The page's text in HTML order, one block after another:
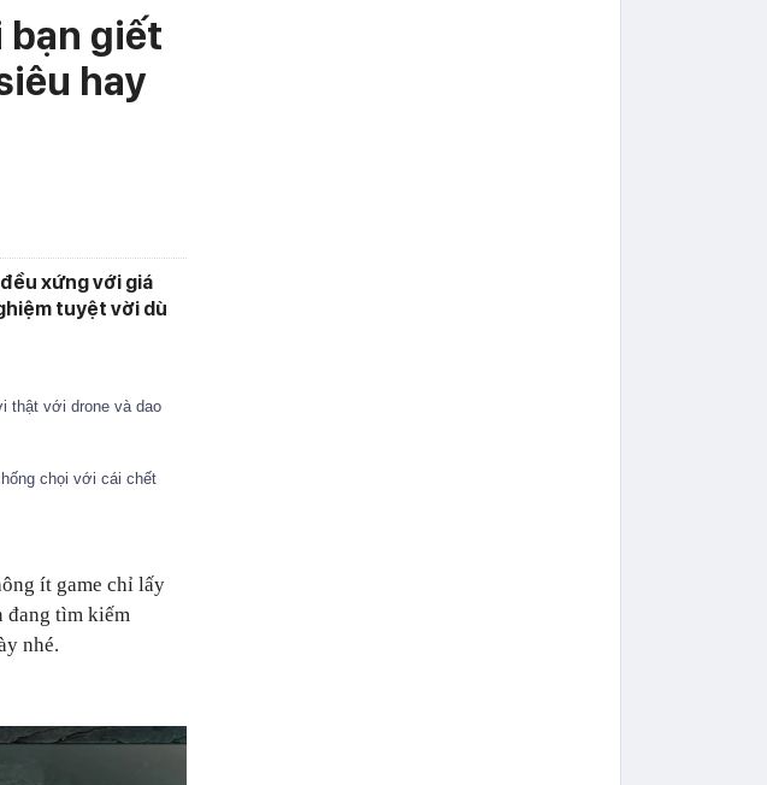
bạn giết
hay
xứng với giá
tuyệt vời dù
thật với drone và dao
chọi với cái chết
ít game chỉ lấy
đang tìm kiếm
nhé.